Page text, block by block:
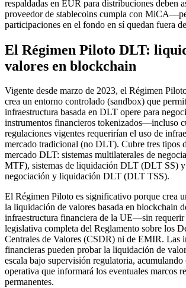
respaldadas en EUR para distribuciones deben
proveedor de stablecoins cumpla con
participaciones en el fondo en sí quedan fuera
El Régimen Piloto DLT:
valores en blockchain
Vigente desde marzo de 2023, el Régimen
crea un entorno controlado (sandbox) que
infraestructura basada en DLT opere para
instrumentos financieros tokenizados—incluso
regulaciones vigentes requerirían el uso de
mercado tradicional (no DLT). Cubre tres tipos
mercado DLT: sistemas multilaterales de
MTF), sistemas de liquidación DLT (DLT SS) y
negociación y liquidación DLT (DLT TSS).
El Régimen Piloto es significativo porque crea
la liquidación de valores basada en blockchain
infraestructura financiera de la UE—sin requerir
legislativa completa del Reglamento sobre los
Centrales de Valores (CSDR) ni de EMIR. Las
financieras pueden probar la liquidación de
escala bajo supervisión regulatoria, acumulando
operativa que informará los eventuales marcos
permanentes.